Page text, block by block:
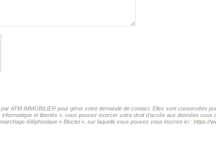
ATM IMMOBILIER pour gérer votre demande de contact. Elles sont conservées
et libertés », vous pouvez exercer votre droit d'accès aux données
téléphonique « Bloctel », sur laquelle vous pouvez vous inscrire ici : https://